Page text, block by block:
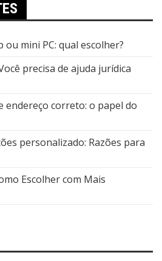
mini PC: qual escolher?
precisa de ajuda jurídica
endereço correto: o papel do
personalizado: Razões para
Escolher com Mais